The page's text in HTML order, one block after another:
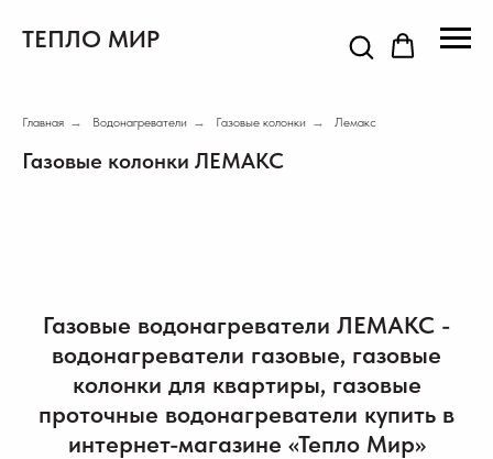
ТЕПЛО МИР
Главная → Водонагреватели → Газовые колонки → Лемакс
Газовые колонки ЛЕМАКС
Газовые водонагреватели ЛЕМАКС -
водонагреватели газовые, газовые
колонки для квартиры, газовые
проточные водонагреватели купить в
интернет-магазине «Тепло Мир»